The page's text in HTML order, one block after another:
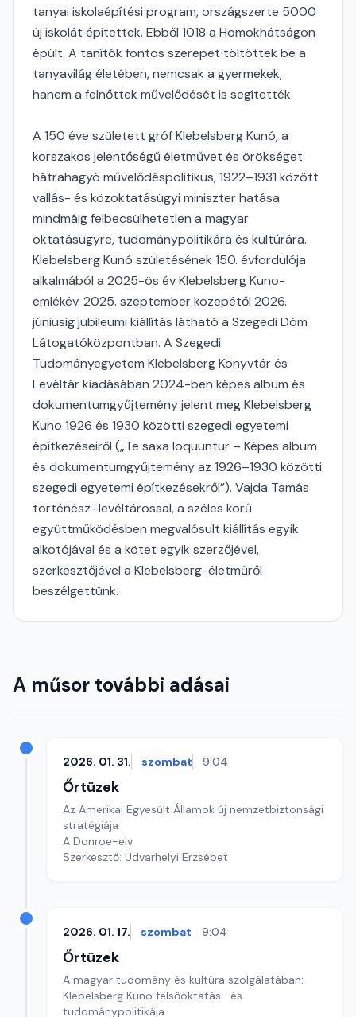
tanyai iskolaépítési program, országszerte 5000
új iskolát építettek. Ebből 1018 a Homokhátságon
épült. A tanítók fontos szerepet töltöttek be a
tanyavilág életében, nemcsak a gyermekek,
hanem a felnőttek művelődését is segítették.
A 150 éve született gróf Klebelsberg Kunó, a
korszakos jelentőségű életművet és örökséget
hátrahagyó művelődéspolitikus, 1922–1931 között
vallás- és közoktatásügyi miniszter hatása
mindmáig felbecsülhetetlen a magyar
oktatásügyre, tudománypolitikára és kultúrára.
Klebelsberg Kunó születésének 150. évfordulója
alkalmából a 2025-ös év Klebelsberg Kuno-
emlékév. 2025. szeptember közepétől 2026.
júniusig jubileumi kiállítás látható a Szegedi Dóm
Látogatóközpontban. A Szegedi
Tudományegyetem Klebelsberg Könyvtár és
Levéltár kiadásában 2024-ben képes album és
dokumentumgyűjtemény jelent meg Klebelsberg
Kuno 1926 és 1930 közötti szegedi egyetemi
építkezéseiről („Te saxa loquuntur – Képes album
és dokumentumgyűjtemény az 1926–1930 közötti
szegedi egyetemi építkezésekről”). Vajda Tamás
történész–levéltárossal, a széles körű
együttműködésben megvalósult kiállítás egyik
alkotójával és a kötet egyik szerzőjével,
szerkesztőjével a Klebelsberg-életműről
beszélgettünk.
A műsor további adásai
2026. 01. 31. szombat 9:04
Őrtüzek
Az Amerikai Egyesült Államok új nemzetbiztonsági
stratégiája
A Donroe-elv
Szerkesztő: Udvarhelyi Erzsébet
2026. 01. 17. szombat 9:04
Őrtüzek
A magyar tudomány és kultúra szolgálatában:
Klebelsberg Kuno felsőoktatás- és
tudománypolitikája